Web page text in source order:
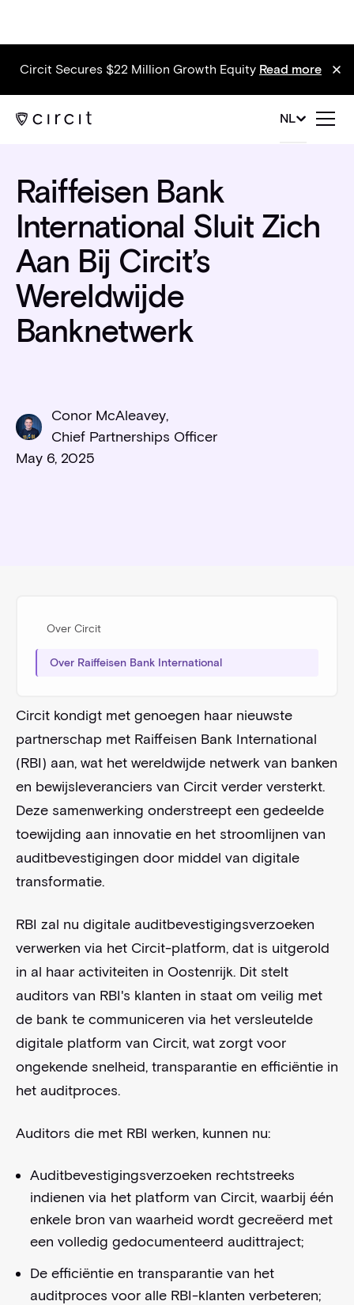
Circit Secures $22 Million Growth Equity Read more
NL
News
Raiffeisen Bank
International Sluit Zich
Aan Bij Circit’s
Wereldwijde
Banknetwerk
Conor McAleavey,
Chief Partnerships Officer
May 6, 2025
Over Circit
Over Raiffeisen Bank International‍
Circit kondigt met genoegen haar nieuwste
partnerschap met Raiffeisen Bank International
(RBI) aan, wat het wereldwijde netwerk van banken
en bewijsleveranciers van Circit verder versterkt.
Deze samenwerking onderstreept een gedeelde
toewijding aan innovatie en het stroomlijnen van
auditbevestigingen door middel van digitale
transformatie.
RBI zal nu digitale auditbevestigingsverzoeken
verwerken via het Circit-platform, dat is uitgerold
in al haar activiteiten in Oostenrijk. Dit stelt
auditors van RBI's klanten in staat om veilig met
de bank te communiceren via het versleutelde
digitale platform van Circit, wat zorgt voor
ongekende snelheid, transparantie en efficiëntie in
het auditproces.
Auditors die met RBI werken, kunnen nu:
Auditbevestigingsverzoeken rechtstreeks
indienen via het platform van Circit, waarbij één
enkele bron van waarheid wordt gecreëerd met
een volledig gedocumenteerd audittraject;
De efficiëntie en transparantie van het
auditproces voor alle RBI-klanten verbeteren;